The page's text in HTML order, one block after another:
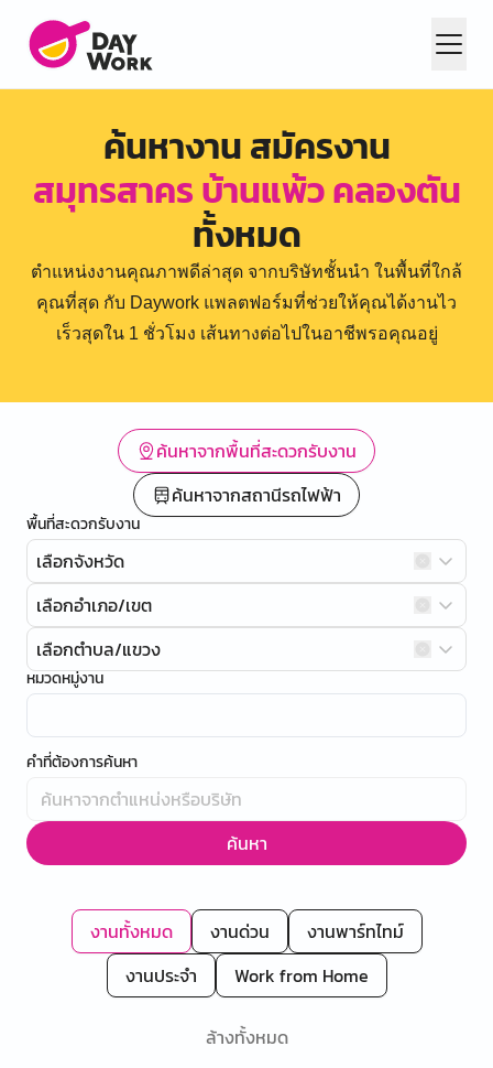
ค้นหางาน สมัครงาน
สมุทรสาคร บ้านแพ้ว คลองตัน
ทั้งหมด
ตำแหน่งงานคุณภาพดีล่าสุด จากบริษัทชั้นนำ ในพื้นที่ใกล้
คุณที่สุด กับ Daywork แพลตฟอร์มที่ช่วยให้คุณได้งานไว
เร็วสุดใน 1 ชั่วโมง เส้นทางต่อไปในอาชีพรอคุณอยู่
ค้นหาจากพื้นที่สะดวกรับงาน
ค้นหาจากสถานีรถไฟฟ้า
พื้นที่สะดวกรับงาน
เลือกจังหวัด
เลือกอำเภอ/เขต
เลือกตำบล/แขวง
หมวดหมู่งาน
คำที่ต้องการค้นหา
ค้นหา
งานทั้งหมด งานด่วน
งานพาร์ทไทม์
งานประจำ
Work from Home
ล้างทั้งหมด